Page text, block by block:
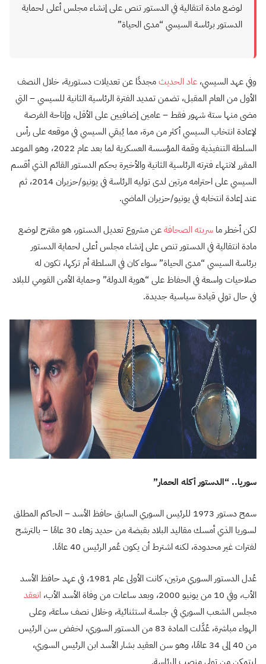
لوضع مادة انتقالية في الدستور تنص على إنشاء مجلس أعلى لحماية
الدستور برئاسة السيسي “مدى الحياة”
وفي عهد السيسي، عاد الحديثمجددًا عن تعديلات دستورية، خلال النصف
الأول من العام المقبل، تضمن تمديد الفترة الرئاسية الثانية للسيسي – التي
مضى منها ستة شهور فقط – عامين إضافيين على الأقل، وإتاحة الفرصة
لإعادة انتخاب السيسي أكثر من مرة، مما يُبقي السيسي في موقعه على رأس
السلطة التنفيذية وقمة المؤسسة العسكرية لما بعد عام 2022، وهو الموعد
المقرر لانتهاء فترته الرئاسية الثانية والأخيرة بحكم الدستور القائم الذي أقسم
السيسي على احترامه مرتين لدى توليه الرئاسة في يونيو/حزيران 2014، ثم
عند إعادة انتخابه في يونيو/حزيران الماضي.
لكن أخطر ما سربته الصحافةعن مشروع تعديل الدستور، هو مقترح لوضع
مادة انتقالية في الدستور تنص على إنشاء مجلس أعلى لحماية الدستور
برئاسة السيسي “مدى الحياة” سواء كان في السلطة أم تركها، تكون له
صلاحيات واسعة في الحفاظ على “هوية الدولة” وحماية الأمن القومي للبلاد
في حال تولي قيادة سياسية جديدة.
سوريا.. “الدستور أكله الحمار”
سمح دستور 1973 للرئيس السوري السابق حافظ الأسد – الحاكم المطلق
لسوريا الذي أمسك مقاليد البلاد بقبضة من حديد زهاء 30 عامًا – بالترشح
لفترات غير محدودة، لكنه اشترط أن يكون عُمر الرئيس 40 عامًا.
عُدل الدستور السوري مرتين، كانت الأولى عام 1981، في عهد حافظ الأسد
الأب، وفي 10 من يونيو 2000، وبعد ساعات من وفاة الأسد الأب،
انعقد
مجلس الشعب السوري في جلسة استثنائية، وخلال نصف ساعة، وعلى
الهواء مباشرة، عُدَّلت المادة 83 من الدستور السوري، لخفض سن الرئيس
من 40 إلى 34 عامًا، وهو سن العقيد بشار الأسد ابن الرئيس السوري،